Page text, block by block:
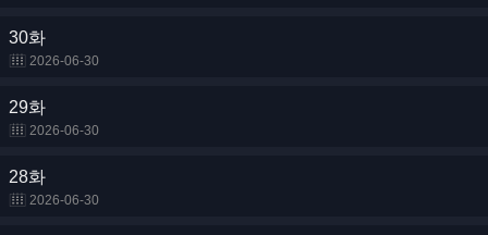
30화
2026-06-30
29화
2026-06-30
28화
2026-06-30